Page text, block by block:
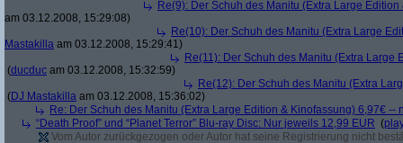
Re(9): Der Schuh des Manitu (Extra Large
am 03.12.2008, 15:29:08)
Re(10): Der Schuh des Manitu (Extra Large
Mastakilla am 03.12.2008, 15:29:41)
Re(11): Der Schuh des Manitu (Extra Large
(ducduc am 03.12.2008, 15:32:59)
Re(12): Der Schuh des Manitu (Extra
(DJ Mastakilla am 03.12.2008, 15:36:02)
Re: Der Schuh des Manitu (Extra Large Edition & Kinofassung) 6,97€ --
“Death Proof” und “Planet Terror” Blu-ray Disc: Nur jeweils 12,99 EUR (
Vom Autor zurückgezogen oder Autor hat seine Registrierung nicht